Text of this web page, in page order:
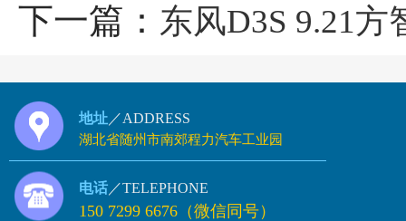
下一篇： 东风D3S 9.21
地址 ／ADDRESS
湖北省随州市南郊程力汽车工业园
电话 ／TELEPHONE
150 7299 6676（微信同号）